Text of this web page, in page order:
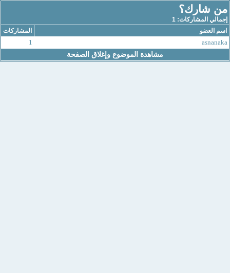
من شارك؟
إجمالي المشاركات: 1
اسم العضو
المشاركات
asnanaka
1
مشاهدة الموضوع وإغلاق الصفحة